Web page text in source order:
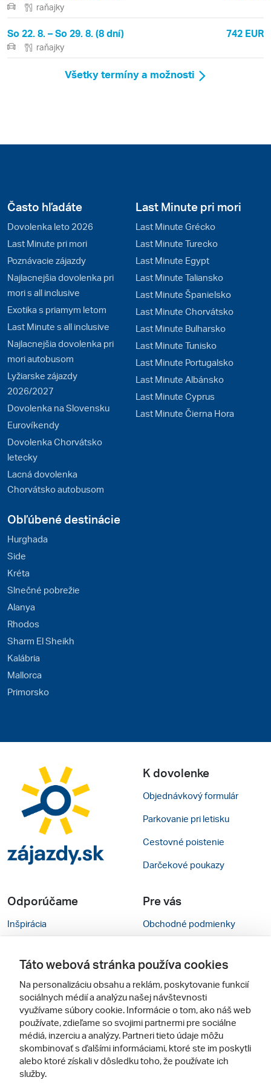
raňajky
So 22. 8. – So 29. 8. (8 dní) 742 EUR
raňajky
Všetky termíny a možnosti
Často hľadáte
Dovolenka leto 2026
Last Minute pri mori
Poznávacie zájazdy
Najlacnejšia dovolenka pri
mori s all inclusive
Exotika s priamym letom
Last Minute s all inclusive
Najlacnejšia dovolenka pri
mori autobusom
Lyžiarske zájazdy
2026/2027
Dovolenka na Slovensku
Eurovíkendy
Dovolenka Chorvátsko
letecky
Lacná dovolenka
Chorvátsko autobusom
Last Minute pri mori
Last Minute Grécko
Last Minute Turecko
Last Minute Egypt
Last Minute Taliansko
Last Minute Španielsko
Last Minute Chorvátsko
Last Minute Bulharsko
Last Minute Tunisko
Last Minute Portugalsko
Last Minute Albánsko
Last Minute Cyprus
Last Minute Čierna Hora
Obľúbené destinácie
Hurghada
Side
Kréta
Slnečné pobrežie
Alanya
Rhodos
Sharm El Sheikh
Kalábria
Mallorca
Primorsko
K dovolenke
Objednávkový formulár
Parkovanie pri letisku
Cestovné poistenie
Darčekové poukazy
Odporúčame
Inšpirácia
Cestovné kancelárie
Zájezdy.cz
Pre vás
Obchodné podmienky
Nastavenie cookies
Verzia webu pre PC
Sledujte nás
Táto webová stránka používa cookies
Na personalizáciu obsahu a reklám, poskytovanie funkcií
sociálnych médií a analýzu našej návštevnosti
využívame súbory cookie. Informácie o tom, ako náš web
používate, zdieľame so svojimi partnermi pre sociálne
médiá, inzerciu a analýzy. Partneri tieto údaje môžu
skombinovať s ďalšími informáciami, ktoré ste im poskytli
alebo ktoré získali v dôsledku toho, že používate ich
služby.